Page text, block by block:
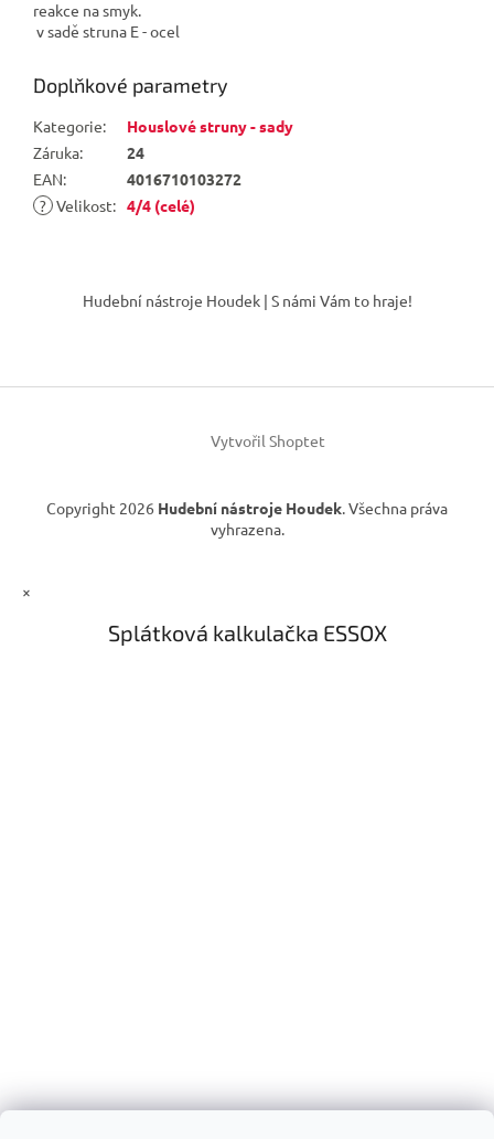
reakce na smyk.
v sadě struna E - ocel
Doplňkové parametry
Kategorie:
Houslové struny - sady
Záruka:
24
EAN:
4016710103272
? Velikost: 4/4 (celé)
í
Hudební nástroje Houdek | S námi Vám to hraje!
Vytvořil Shoptet
Copyright 2026 Hudební nástroje Houdek. Všechna práva
vyhrazena.
×
Splátková kalkulačka ESSOX